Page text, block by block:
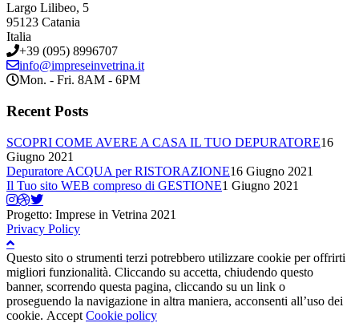
Largo Lilibeo, 5
95123 Catania
Italia
+39 (095) 8996707
info@impreseinvetrina.it
Mon. - Fri. 8AM - 6PM
Recent Posts
SCOPRI COME AVERE A CASA IL TUO DEPURATORE16
Giugno 2021
Depuratore ACQUA per RISTORAZIONE16 Giugno 2021
Il Tuo sito WEB compreso di GESTIONE1 Giugno 2021
Progetto: Imprese in Vetrina 2021
Privacy Policy
Questo sito o strumenti terzi potrebbero utilizzare cookie per offrirti
migliori funzionalità. Cliccando su accetta, chiudendo questo
banner, scorrendo questa pagina, cliccando su un link o
proseguendo la navigazione in altra maniera, acconsenti all’uso dei
cookie. Accept Cookie policy